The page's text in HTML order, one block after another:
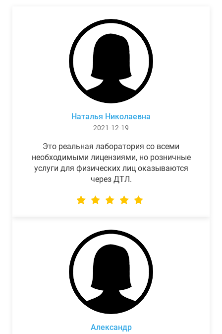
Наталья Николаевна
2021-12-19
Это реальная лаборатория со всеми
необходимыми лицензиями, но розничные
услуги для физических лиц оказываются
через ДТЛ.
Александр